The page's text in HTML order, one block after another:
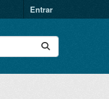
Entrar